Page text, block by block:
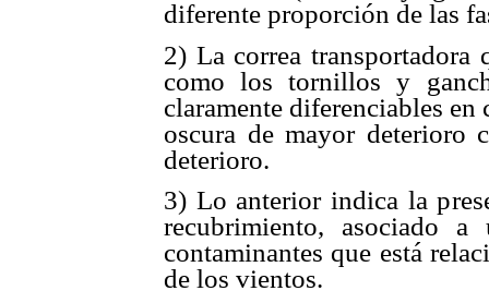
diferente proporción de las
2) La correa transportadora
como los tornillos y
claramente diferenciables
oscura de mayor deterioro
deterioro.
3) Lo anterior indica la
recubrimiento, asociado
contaminantes que está
de los vientos.